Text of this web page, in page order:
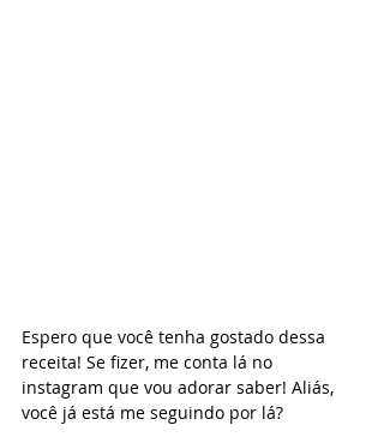
Espero que você tenha gostado dessa
receita! Se fizer, me conta lá no
instagram que vou adorar saber! Aliás,
você já está me seguindo por lá?